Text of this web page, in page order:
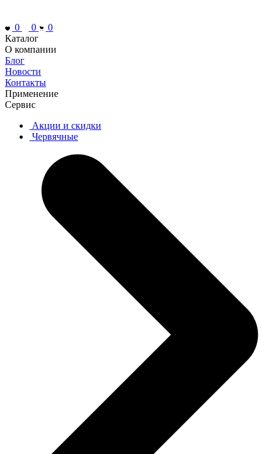
0 0
0
Каталог
О компании
Блог
Новости
Контакты
Применение
Сервис
Акции и скидки
Червячные